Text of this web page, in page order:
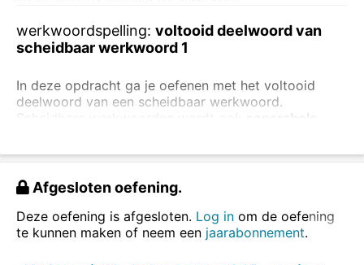
werkwoordspelling: voltooid deelwoord van
scheidbaar werkwoord 1
In deze opdracht ga je oefenen met het voltooid
deelwoord van een scheidbaar werkwoord.
werkwoorden en onregelmatige werkwoorden.
Kijk goed naar de voorbeelden:
terugvragen - Ik heb belasting
teruggevraagd
invullen - Ik heb de gegevensingevuld.
opeten - Ik heb de koekjesopgegeten.
Afgesloten oefening.
Deze oefening is afgesloten. Log in om de oefening
te kunnen maken of neem een jaarabonnement.